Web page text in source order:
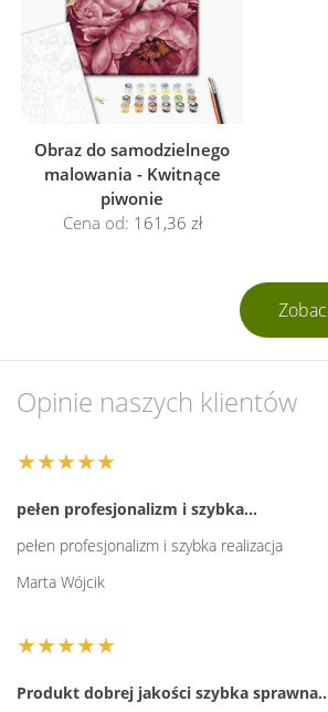
Obraz do samodzielnego
malowania - Kwitnące
piwonie
Cena od: 161,36 zł
Opinie naszych klientów
★★★★★
pełen profesjonalizm i szybka…
pełen profesjonalizm i szybka realizacja
Marta Wójcik
★★★★★
Produkt dobrej jakości szybka